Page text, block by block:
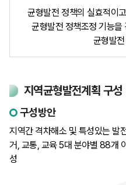
균형발전 정책의 실효적이
균형발전 정책조정 기능을
균형발
지역균형발전계획 구성
구성방안
지역간 격차해소 및 특성있는 발
거, 교통, 교육 5대 분야별 88개
성